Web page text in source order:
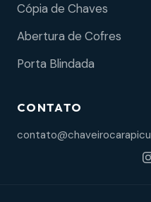
Cópia de Chaves
Abertura de Cofres
Porta Blindada
CONTATO